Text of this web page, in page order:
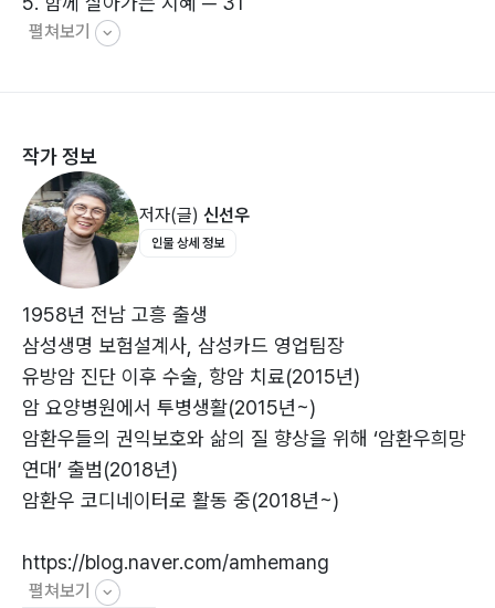
6. 왜? 나는 항상 무언가를 해야 하는가? ─ 34
10. 기쁨과 소망이 함께하기를 바라며 ─ 48
11. 살아 있다는 것은 선물이다! ─ 52
12. 주님, 자비를 베푸소서! ─ 57
13. 내 불치의 병은 ‘사랑’ ─ 60
14. 고난이 축복이다! ─ 63
15. 왔다가 머물러 떠나는 시간 안에서 ─ 66
16. 젊은이들에게 어떤 꿈과 희망을 ─ 69
17. 암환우희망연대, ‘희망의 화살을 쏘다’ ─ 73
18. 최상의 선(善)은 ‘물’과 같다 ─ 77
19. 가시 돋친 아픔들 ─ 81
20. 자유롭게 여생을 살아가고 싶다 ─ 85
21. 한반도의 봄, ‘평화와 번영을 심다’ ─ 89
23. 세상에서 가장 아름다운 이름 ‘어머니’ ─ 95
24. 암도 이겨 냈는데 뭘 못하겠냐 ─ 97
펼쳐보기
작가 정보
저자(글) 신선우
인물 상세 정보
1958년 전남 고흥 출생
삼성생명 보험설계사, 삼성카드 영업팀장
유방암 진단 이후 수술, 항암 치료(2015년)
암 요양병원에서 투병생활(2015년~)
암환우들의 권익보호와 삶의 질 향상을 위해 ‘암환우희망
연대’ 출범(2018년)
암환우 코디네이터로 활동 중(2018년~)
https://blog.naver.com/amhemang
펼쳐보기